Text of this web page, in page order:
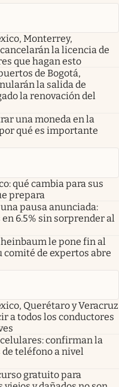
Monterrey,
la licencia de
que hagan esto
de Bogotá,
la salida de
la renovación del
una moneda en la
qué es importante
qué cambia para sus
prepara
pausa anunciada:
6.5% sin sorprender al
le pone fin al
comité de expertos abre
Querétaro y Veracruz
a todos los conductores
confirman la
de teléfono a nivel
gratuito para